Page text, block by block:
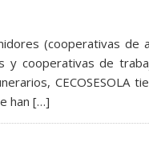
(cooperativas
y cooperativas de
CECOSESOLA
han […]